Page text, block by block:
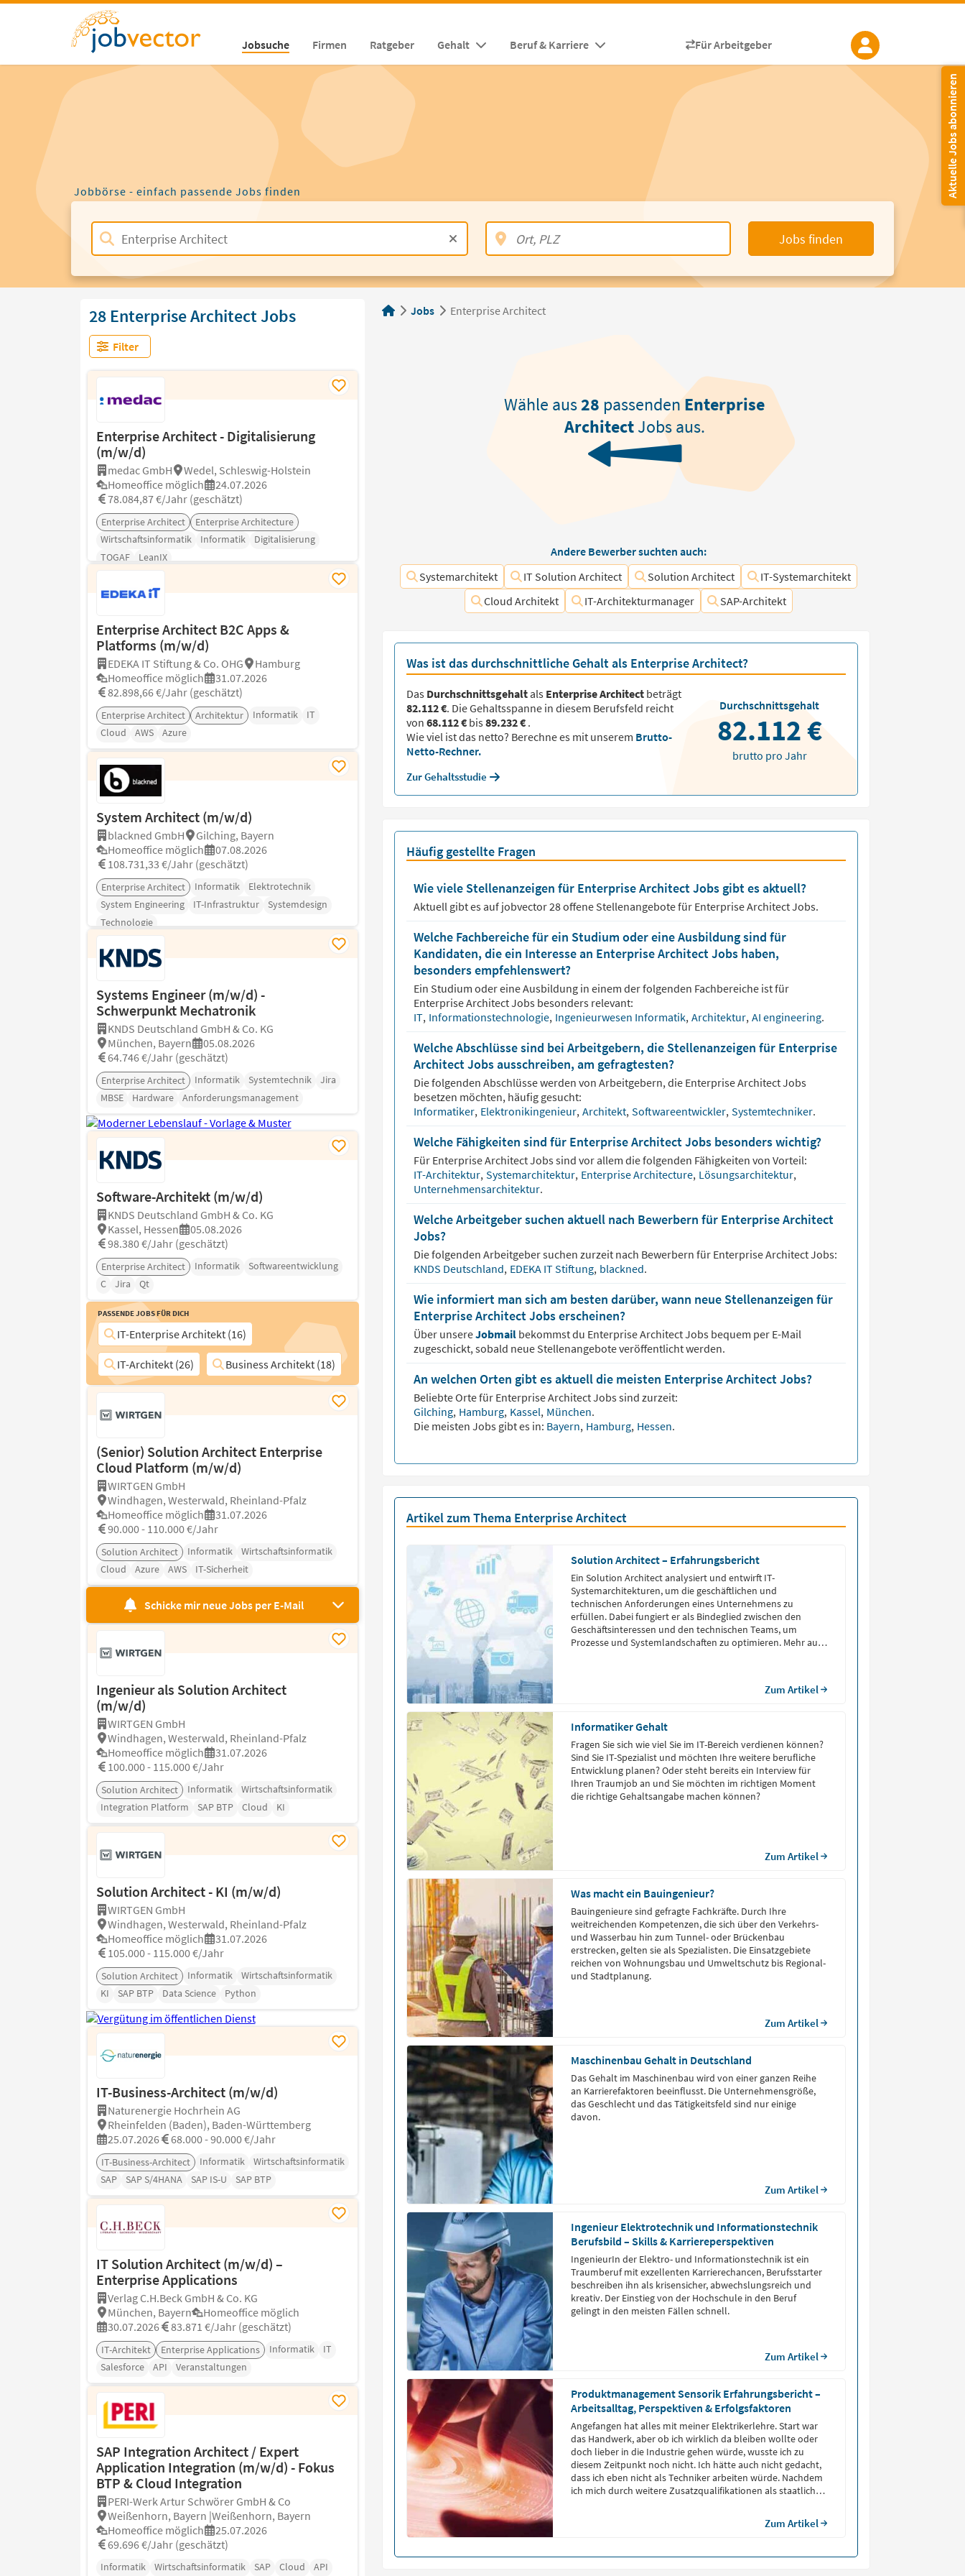
Jobsuche Firmen Ratgeber Gehalt Beruf & Karriere Für Arbeitgeber
Aktuelle Jobs abonnieren
Jobbörse - einfach passende Jobs finden
Jobs finden
28 Enterprise Architect Jobs
Filter
Enterprise Architect - Digitalisierung
(m/w/d)
medac GmbH
Wedel, Schleswig-Holstein
Homeoffice möglich
24.07.2026
78.084,87 €/Jahr (geschätzt)
Enterprise Architect
Enterprise Architecture
Wirtschaftsinformatik
Informatik
Digitalisierung
TOGAF
LeanIX
Enterprise Architect B2C Apps &
Platforms (m/w/d)
EDEKA IT Stiftung & Co. OHG
Hamburg
Homeoffice möglich
31.07.2026
82.898,66 €/Jahr (geschätzt)
Enterprise Architect Architektur Informatik
IT
Cloud
AWS Azure
System Architect (m/w/d)
blackned GmbH
Gilching, Bayern
Homeoffice möglich
07.08.2026
108.731,33 €/Jahr (geschätzt)
Enterprise Architect Informatik
Elektrotechnik
System Engineering
IT-Infrastruktur
Systemdesign
Technologie
Systems Engineer (m/w/d) -
Schwerpunkt Mechatronik
KNDS Deutschland GmbH & Co. KG
München, Bayern
05.08.2026
64.746 €/Jahr (geschätzt)
Enterprise Architect Informatik Systemtechnik
Jira
MBSE
Hardware Anforderungsmanagement
Software-Architekt (m/w/d)
KNDS Deutschland GmbH & Co. KG
Kassel, Hessen
05.08.2026
98.380 €/Jahr (geschätzt)
Enterprise Architect Informatik
Softwareentwicklung
C
Jira Qt
Passende Jobs für Dich
IT-Enterprise Architekt (16)
IT-Architekt (26) Business Architekt (18)
(Senior) Solution Architect Enterprise
Cloud Platform (m/w/d)
WIRTGEN GmbH
Windhagen, Westerwald, Rheinland-Pfalz
Homeoffice möglich
31.07.2026
90.000 - 110.000 €/Jahr
Solution Architect Informatik
Wirtschaftsinformatik
Cloud
Azure AWS IT-Sicherheit
Schicke mir neue Jobs per E-Mail
Ingenieur als Solution Architect
(m/w/d)
WIRTGEN GmbH
Windhagen, Westerwald, Rheinland-Pfalz
Homeoffice möglich
31.07.2026
100.000 - 115.000 €/Jahr
Solution Architect Informatik
Wirtschaftsinformatik
Integration Platform
SAP BTP Cloud KI
Solution Architect - KI (m/w/d)
WIRTGEN GmbH
Windhagen, Westerwald, Rheinland-Pfalz
Homeoffice möglich
31.07.2026
105.000 - 115.000 €/Jahr
Solution Architect Informatik
Wirtschaftsinformatik
KI
SAP BTP Data Science Python
IT-Business-Architect (m/w/d)
Naturenergie Hochrhein AG
Rheinfelden (Baden), Baden-Württemberg
25.07.2026
68.000 - 90.000 €/Jahr
IT-Business-Architect Informatik
Wirtschaftsinformatik
SAP
SAP S/4HANA SAP IS-U SAP BTP
IT Solution Architect (m/w/d) –
Enterprise Applications
Verlag C.H.Beck GmbH & Co. KG
München, Bayern
Homeoffice möglich
30.07.2026
83.871 €/Jahr (geschätzt)
IT-Architekt Enterprise Applications Informatik
IT
Salesforce
API Veranstaltungen
SAP Integration Architect / Expert
Application Integration (m/w/d) - Fokus
BTP & Cloud Integration
PERI-Werk Artur Schwörer GmbH & Co
Weißenhorn, Bayern |Weißenhorn, Bayern
Homeoffice möglich
25.07.2026
69.696 €/Jahr (geschätzt)
Informatik Wirtschaftsinformatik SAP Cloud API
Jobs Enterprise Architect
Wähle aus28 passenden Enterprise
ArchitectJobs aus.
Andere Bewerber suchten auch:
Systemarchitekt
IT Solution Architect Solution Architect
IT-Systemarchitekt
Cloud Architekt
IT-Architekturmanager SAP-Architekt
Was ist das durchschnittliche Gehalt als Enterprise Architect?
Das Durchschnittsgehaltals Enterprise Architectbeträgt
82.112 €. Die Gehaltsspanne in diesem Berufsfeld reicht
von 68.112 €bis89.232 € .
Wie viel ist das netto? Berechne es mit unserem Brutto-
Netto-Rechner.
Zur Gehaltsstudie
Durchschnittsgehalt
82.112 €
brutto pro Jahr
Häufig gestellte Fragen
Wie viele Stellenanzeigen für Enterprise Architect Jobs gibt es aktuell?
Aktuell gibt es auf jobvector28offene Stellenangebote für Enterprise Architect Jobs.
Welche Fachbereiche für ein Studium oder eine Ausbildung sind für
Kandidaten, die ein Interesse an Enterprise Architect Jobs haben,
besonders empfehlenswert?
Ein Studium oder eine Ausbildung in einem der folgenden Fachbereiche ist für
Enterprise ArchitectJobs besonders relevant:
IT, Informationstechnologie, Ingenieurwesen Informatik, Architektur, AI engineering.
Welche Abschlüsse sind bei Arbeitgebern, die Stellenanzeigen für Enterprise
Architect Jobs ausschreiben, am gefragtesten?
Die folgenden Abschlüsse werden von Arbeitgebern, die Enterprise ArchitectJobs
besetzen möchten, häufig gesucht:
Informatiker, Elektronikingenieur, Architekt, Softwareentwickler, Systemtechniker.
Welche Fähigkeiten sind für Enterprise Architect Jobs besonders wichtig?
Für Enterprise ArchitectJobs sind vor allem die folgenden Fähigkeiten von Vorteil:
IT-Architektur, Systemarchitektur, Enterprise Architecture, Lösungsarchitektur,
Unternehmensarchitektur.
Welche Arbeitgeber suchen aktuell nach Bewerbern für Enterprise Architect
Jobs?
Die folgenden Arbeitgeber suchen zurzeit nach Bewerbern für Enterprise ArchitectJobs:
KNDS Deutschland, EDEKA IT Stiftung, blackned.
Wie informiert man sich am besten darüber, wann neue Stellenanzeigen für
Enterprise Architect Jobs erscheinen?
Über unsereJobmail bekommst du Enterprise ArchitectJobs bequem per E-Mail
zugeschickt, sobald neue Stellenangebote veröffentlicht werden.
An welchen Orten gibt es aktuell die meisten Enterprise Architect Jobs?
Beliebte Orte für Enterprise ArchitectJobs sind zurzeit:
Gilching, Hamburg, Kassel, München.
Die meisten Jobs gibt es in: Bayern, Hamburg, Hessen.
Artikel zum Thema Enterprise Architect
Solution Architect – Erfahrungsbericht
Ein Solution Architect analysiert und entwirft IT-
Systemarchitekturen, um die geschäftlichen und
technischen Anforderungen eines Unternehmens zu
erfüllen. Dabei fungiert er als Bindeglied zwischen den
Geschäftsinteressen und den technischen Teams, um
Prozesse und Systemlandschaften zu optimieren. Mehr aus
Zum Artikel
Informatiker Gehalt
Fragen Sie sich wie viel Sie im IT-Bereich verdienen können?
Sind Sie IT-Spezialist und möchten Ihre weitere berufliche
Entwicklung planen? Oder steht bereits ein Interview für
Ihren Traumjob an und Sie möchten im richtigen Moment
die richtige Gehaltsangabe machen können?
Zum Artikel
Was macht ein Bauingenieur?
Bauingenieure sind gefragte Fachkräfte. Durch Ihre
weitreichenden Kompetenzen, die sich über den Verkehrs-
und Wasserbau hin zum Tunnel- oder Brückenbau
erstrecken, gelten sie als Spezialisten. Die Einsatzgebiete
reichen von Wohnungsbau und Umweltschutz bis Regional-
und Stadtplanung.
Zum Artikel
Maschinenbau Gehalt in Deutschland
Das Gehalt im Maschinenbau wird von einer ganzen Reihe
an Karrierefaktoren beeinflusst. Die Unternehmensgröße,
das Geschlecht und das Tätigkeitsfeld sind nur einige
davon.
Zum Artikel
Ingenieur Elektrotechnik und Informationstechnik
Berufsbild – Skills & Karriereperspektiven
IngenieurIn der Elektro- und Informationstechnik ist ein
Traumberuf mit exzellenten Karrierechancen, Berufsstarter
beschreiben ihn als krisensicher, abwechslungsreich und
kreativ. Der Einstieg von der Hochschule in den Beruf
gelingt in den meisten Fällen schnell.
Zum Artikel
Produktmanagement Sensorik Erfahrungsbericht –
Arbeitsalltag, Perspektiven & Erfolgsfaktoren
Angefangen hat alles mit meiner Elektrikerlehre. Start war
das Handwerk, aber ob ich wirklich da bleiben wollte oder
doch lieber in die Industrie gehen würde, wusste ich zu
diesem Zeitpunkt noch nicht. Ich hätte auch nicht gedacht,
dass ich eben nicht als Techniker arbeiten würde. Nachdem
ich mich durch weitere Zusatzqualifikationen als staatlich
Produkt-Support in der Branche Sensortechnik gewechselt.
Zum Artikel